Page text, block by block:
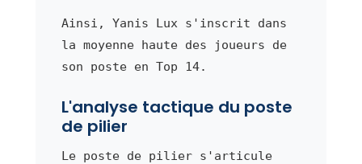
Ainsi, Yanis Lux s'inscrit dans
la moyenne haute des joueurs de
son poste en Top 14.
L'analyse tactique du poste
de pilier
Le poste de pilier s'articule